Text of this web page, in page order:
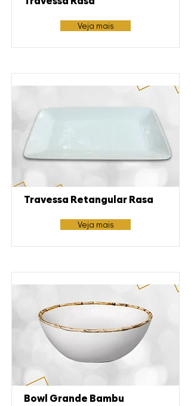
Veja mais
Travessa Retangular Rasa
Veja mais
Bowl Grande Bambu